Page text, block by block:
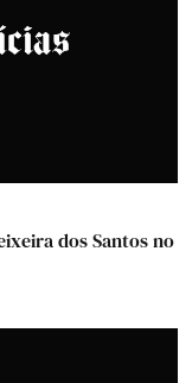
dos Santos no